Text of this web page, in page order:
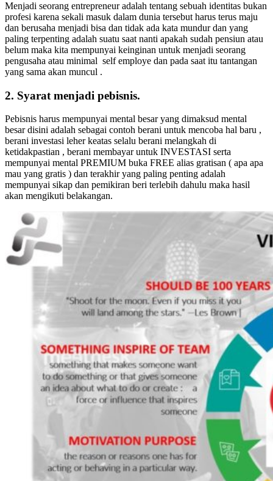
Menjadi seorang entrepreneur adalah tentang sebuah identitas bukan
profesi karena sekali masuk dalam dunia tersebut harus terus maju
dan berusaha menjadi bisa dan tidak ada kata mundur dan yang
paling terpenting adalah suatu saat nanti apakah sudah pensiun atau
belum maka kita mempunyai keinginan untuk menjadi seorang
pengusaha atau minimal self employe dan pada saat itu tantangan
yang sama akan muncul .
2. Syarat menjadi pebisnis.
Pebisnis harus mempunyai mental besar yang dimaksud mental
besar disini adalah sebagai contoh berani untuk mencoba hal baru ,
berani investasi leher keatas selalu berani melangkah di
ketidakpastian , berani membayar untuk INVESTASI serta
mempunyai mental PREMIUM buka FREE alias gratisan ( apa apa
mau yang gratis ) dan terakhir yang paling penting adalah
mempunyai sikap dan pemikiran beri terlebih dahulu maka hasil
akan mengikuti belakangan.